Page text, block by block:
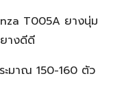
T005A ยางนุ่ม
างดีดี
ะมาณ 150-160 ตัว